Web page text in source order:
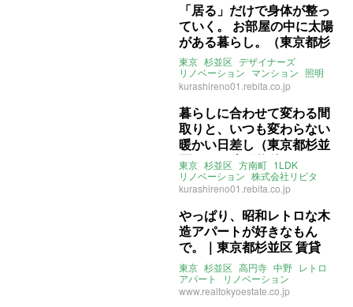
「居る」だけで身体が整っ
ていく。 お部屋の中に太陽
がある暮らし。（東京都杉
並区84㎡の売買物件）
東京 杉並区 デザイナーズ
リノベーション マンション 照明
株式会社リビタ 売買
kurashireno01.rebita.co.jp
暮らしに合わせて変わる間
取りと、いつも変わらない
暖かい日差し（東京都杉並
区67㎡の売買物件）
東京 杉並区 方南町 1LDK
リノベーション 株式会社リビタ
売買
kurashireno01.rebita.co.jp
やっぱり、昭和レトロな木
造アパートが好きなもん
で。｜東京都杉並区 賃貸
34㎡
東京 杉並区 高円寺 中野 レトロ
アパート
リノベーション
www.realtokyoestate.co.jp